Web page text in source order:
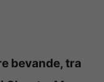
bevande, tra